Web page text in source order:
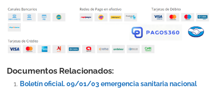
Documentos Relacionados:
Boletín oficial. 09/01/03 emergencia sanitaria nacional